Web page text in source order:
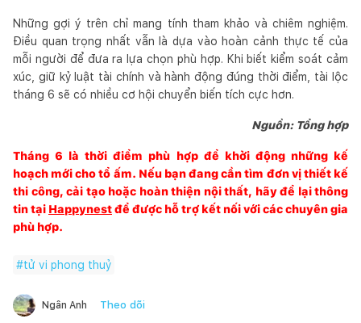
Những gợi ý trên chỉ mang tính tham khảo và chiêm nghiệm.
Điều quan trọng nhất vẫn là dựa vào hoàn cảnh thực tế của
mỗi người để đưa ra lựa chọn phù hợp. Khi biết kiểm soát cảm
xúc, giữ kỷ luật tài chính và hành động đúng thời điểm, tài lộc
tháng 6 sẽ có nhiều cơ hội chuyển biến tích cực hơn.
Nguồn: Tổng hợp
Tháng 6 là thời điểm phù hợp để khởi động những kế
hoạch mới cho tổ ấm. Nếu bạn đang cần tìm đơn vị thiết kế
thi công, cải tạo hoặc hoàn thiện nội thất, hãy để lại thông
tin tại Happynestđể được hỗ trợ kết nối với các chuyên gia
phù hợp.
#tử vi phong thuỷ
Ngân Anh Theo dõi